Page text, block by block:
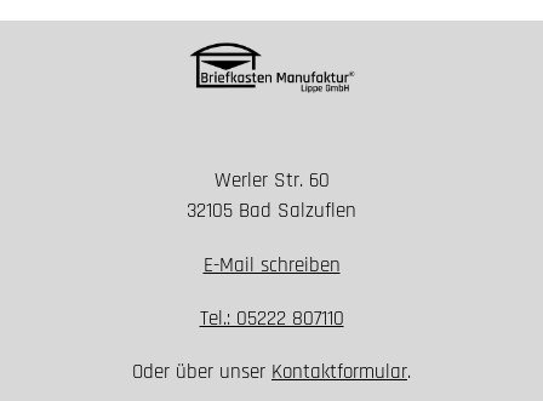
Werler Str. 60
32105 Bad Salzuflen
E-Mail schreiben
Tel.: 05222 807110
Oder über unser Kontaktformular.